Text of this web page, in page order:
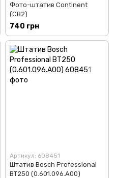
Фото-штатив Continent
(CB2)
740 грн
Артикул: 608451
Штатив Bosch Professional
BT250 (0.601.096.A00)